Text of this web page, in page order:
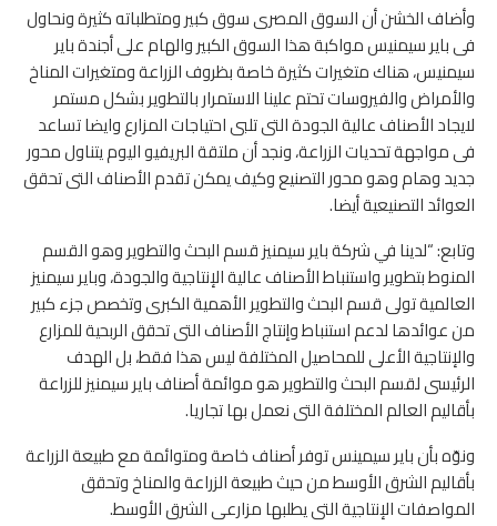
وأضاف الخشن أن السوق المصرى سوق كبير ومتطلباته كثيرة ونحاول
فى باير سيمنيس مواكبة هذا السوق الكبير والهام على أجندة باير
سيمنيس، هناك متغيرات كثيرة خاصة بظروف الزراعة ومتغيرات المناخ
والأمراض والفيروسات تحتم علينا الاستمرار بالتطوير بشكل مستمر
لايجاد الأصناف عالية الجودة التى تلبى احتياجات المزارع وايضا تساعد
فى مواجهة تحديات الزراعة، ونجد أن ملتقة البريفيو اليوم يتناول محور
جديد وهام وهو محور التصنيع وكيف يمكن تقدم الأصناف التى تحقق
العوائد التصنيعية أيضا.
وتابع: “لدينا في شركة باير سيمنيز قسم البحث والتطوير وهو القسم
المنوط بتطوير واستنباط الأصناف عالية الإنتاجية والجودة، وباير سيمنيز
العالمية تولى قسم البحث والتطوير الأهمية الكبرى وتخصص جزء كبير
من عوائدها لدعم استنباط وإنتاج الأصناف التى تحقق الربحية للمزارع
والإنتاجية الأعلى للمحاصيل المختلفة ليس هذا فقط، بل الهدف
الرئيسى لقسم البحث والتطوير هو موائمة أصناف باير سيمنيز للزراعة
بأقاليم العالم المختلفة التى نعمل بها تجاريا.
ونوّه بأن باير سيمينس توفر أصناف خاصة ومتوائمة مع طبيعة الزراعة
بأقاليم الشرق الأوسط من حيث طبيعة الزراعة والمناخ وتحقق
المواصفات الإنتاجية التى يطلبها مزارعى الشرق الأوسط.